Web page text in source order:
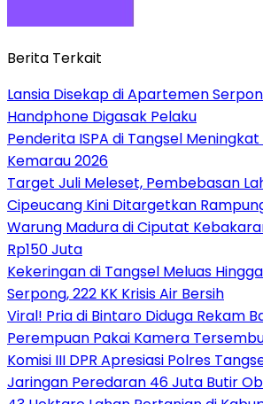
Berita Terkait
Lansia Disekap di Apartemen
Handphone Digasak Pelaku
Penderita ISPA di Tangsel
Kemarau 2026
Target Juli Meleset, Pembebasan
Cipeucang Kini Ditargetkan
Warung Madura di Ciputat
Rp150 Juta
Kekeringan di Tangsel Meluas
Serpong, 222 KK Krisis Air Bersih
Viral! Pria di Bintaro Diduga Rekam
Perempuan Pakai Kamera
Komisi III DPR Apresiasi Polres
Jaringan Peredaran 46 Juta Butir